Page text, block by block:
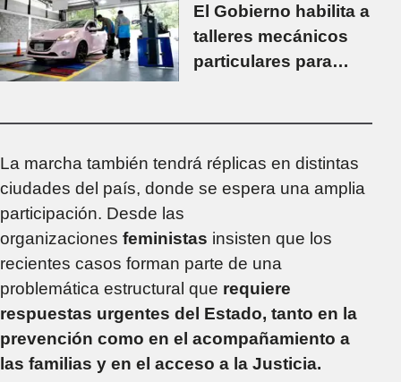
El Gobierno habilita a
talleres mecánicos
particulares para
La marcha también tendrá réplicas en distintas
ciudades del país, donde se espera una amplia
participación. Desde las
organizaciones feministas insisten que los
recientes casos forman parte de una
problemática estructural que requiere
respuestas urgentes del Estado, tanto en la
prevención como en el acompañamiento a
las familias y en el acceso a la Justicia.